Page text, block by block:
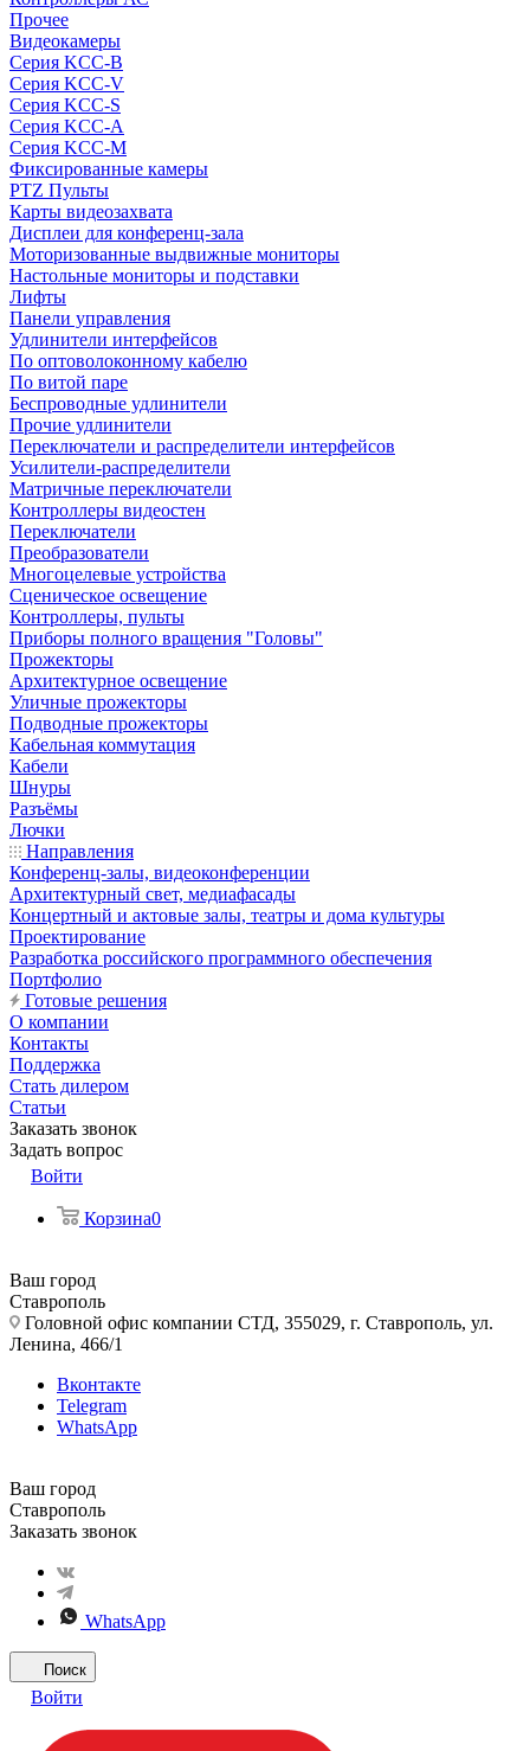
Прочее
Видеокамеры
Серия KCC-B
Серия KCC-V
Серия KCC-S
Серия KCC-A
Серия KCC-M
Фиксированные камеры
PTZ Пульты
Карты видеозахвата
Дисплеи для конференц-зала
Моторизованные выдвижные мониторы
Настольные мониторы и подставки
Лифты
Панели управления
Удлинители интерфейсов
По оптоволоконному кабелю
По витой паре
Беспроводные удлинители
Прочие удлинители
Переключатели и распределители интерфейсов
Усилители-распределители
Матричные переключатели
Контроллеры видеостен
Переключатели
Преобразователи
Многоцелевые устройства
Сценическое освещение
Контроллеры, пульты
Приборы полного вращения "Головы"
Прожекторы
Архитектурное освещение
Уличные прожекторы
Подводные прожекторы
Кабельная коммутация
Кабели
Шнуры
Разъёмы
Лючки
Направления
Конференц-залы, видеоконференции
Архитектурный свет, медиафасады
Концертный и актовые залы, театры и дома культуры
Проектирование
Разработка российского программного обеспечения
Портфолио
Готовые решения
О компании
Контакты
Поддержка
Стать дилером
Статьи
Заказать звонок
Задать вопрос
Войти
Корзина0
Ваш город
Ставрополь
Головной офис компании СТД, 355029, г. Ставрополь, ул.
Ленина, 466/1
Вконтакте
Telegram
WhatsApp
Ваш город
Ставрополь
Заказать звонок
WhatsApp
Поиск
Войти